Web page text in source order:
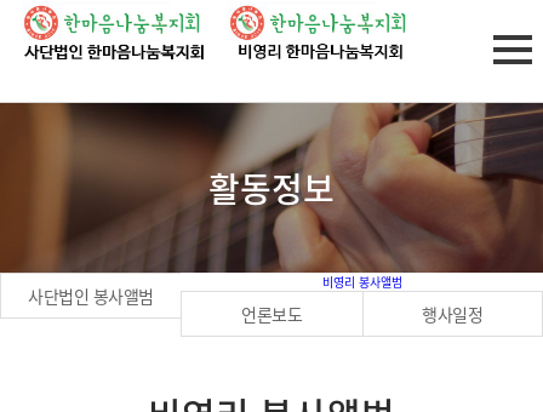
활동정보
사단법인 봉사앨범
비영리 봉사앨범
언론보도 행사일정